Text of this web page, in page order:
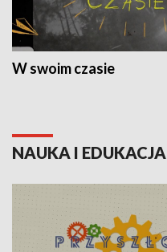
W swoim czasie
NAUKA I EDUKACJA